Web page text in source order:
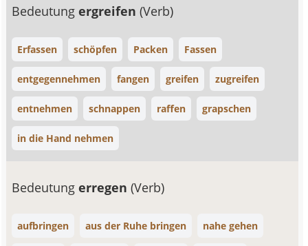
Bedeutungergreifen(Verb)
Erfassen schöpfen Packen Fassen
entgegennehmen fangen greifen zugreifen
entnehmen schnappen raffen grapschen
in die Hand nehmen
Bedeutungerregen(Verb)
aufbringen aus der Ruhe bringen nahe gehen